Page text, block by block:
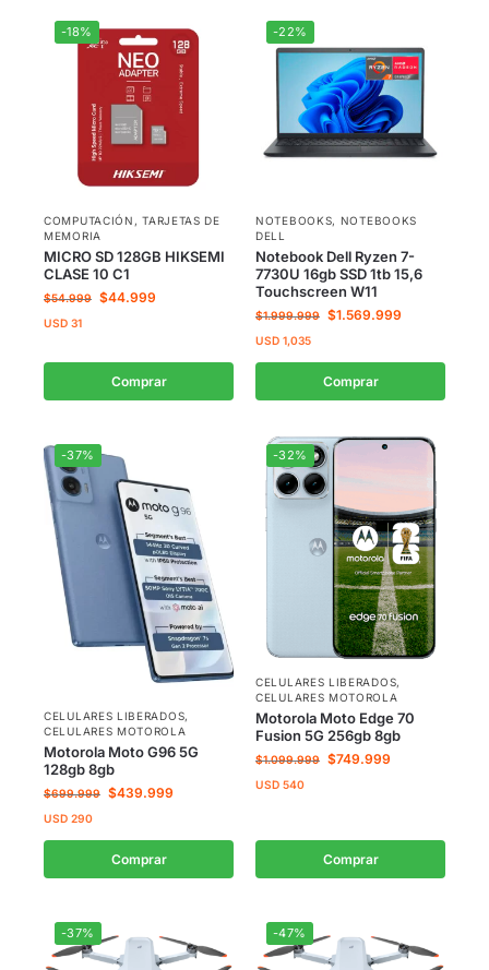
-18%
COMPUTACIÓN ,TARJETAS DE
MEMORIA
MICRO SD 128GB HIKSEMI
CLASE 10 C1
$54.999 $44.999
USD 31
Comprar
-22%
NOTEBOOKS, NOTEBOOKS
DELL
Notebook Dell Ryzen 7-
7730U 16gb SSD 1tb 15,6
Touchscreen W11
$1.999.999 $1.569.999
USD 1,035
Comprar
-37%
CELULARES LIBERADOS,
CELULARES MOTOROLA
Motorola Moto G96 5G
128gb 8gb
$699.999 $439.999
USD 290
Comprar
-32%
CELULARES LIBERADOS,
CELULARES MOTOROLA
Motorola Moto Edge 70
Fusion 5G 256gb 8gb
$1.099.999 $749.999
USD 540
Comprar
-37% -47%